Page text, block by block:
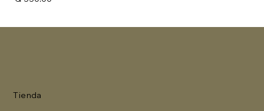
Tienda